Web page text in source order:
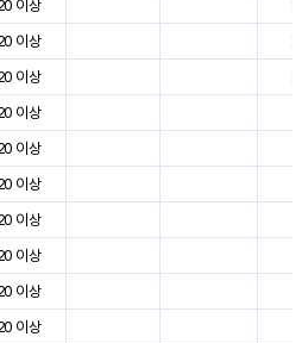
이상
이상
이상
이상
이상
이상
이상
이상
이상
이상